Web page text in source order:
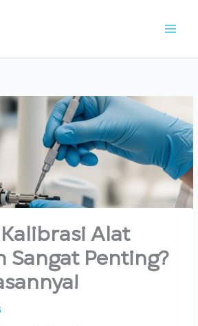
Alat
Sangat Penting?